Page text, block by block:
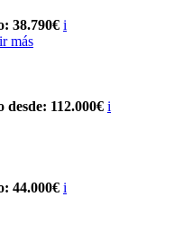
38.790€ i
más
desde: 112.000€ i
44.000€ i